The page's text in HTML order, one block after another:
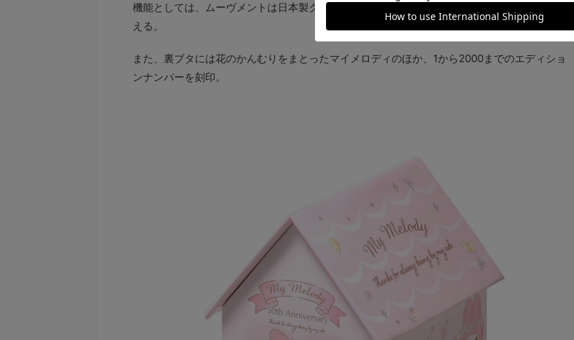
機能としては、ムーヴメントは日本製クオーツ式を搭載。日常生活に対応した10気圧防水を備
える。
また、裏ブタには花のかんむりをまとったマイメロディのほか、1から2000までのエディショ
ンナンバーを刻印。